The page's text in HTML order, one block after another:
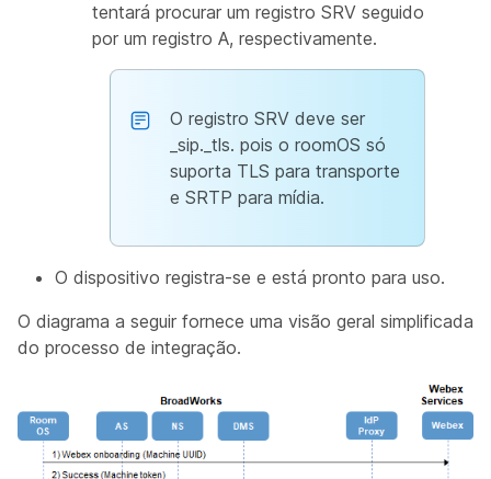
tentará procurar um registro SRV seguido
por um registro A, respectivamente.
O registro SRV deve ser
_sip._tls. pois o roomOS só
suporta TLS para transporte
e SRTP para mídia.
O dispositivo registra-se e está pronto para uso.
O diagrama a seguir fornece uma visão geral simplificada
do processo de integração.